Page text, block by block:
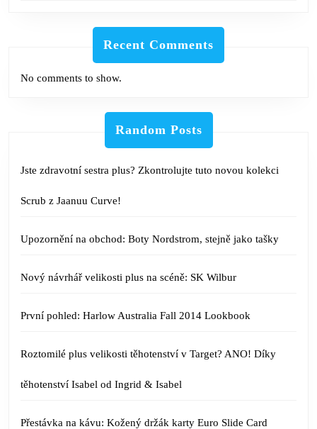
Recent Comments
No comments to show.
Random Posts
Jste zdravotní sestra plus? Zkontrolujte tuto novou kolekci
Scrub z Jaanuu Curve!
Upozornění na obchod: Boty Nordstrom, stejně jako tašky
Nový návrhář velikosti plus na scéně: SK Wilbur
První pohled: Harlow Australia Fall 2014 Lookbook
Roztomilé plus velikosti těhotenství v Target? ANO! Díky
těhotenství Isabel od Ingrid & Isabel
Přestávka na kávu: Kožený držák karty Euro Slide Card